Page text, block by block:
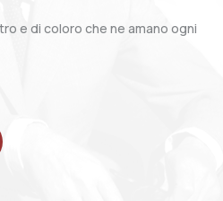
e di coloro che ne amano ogni